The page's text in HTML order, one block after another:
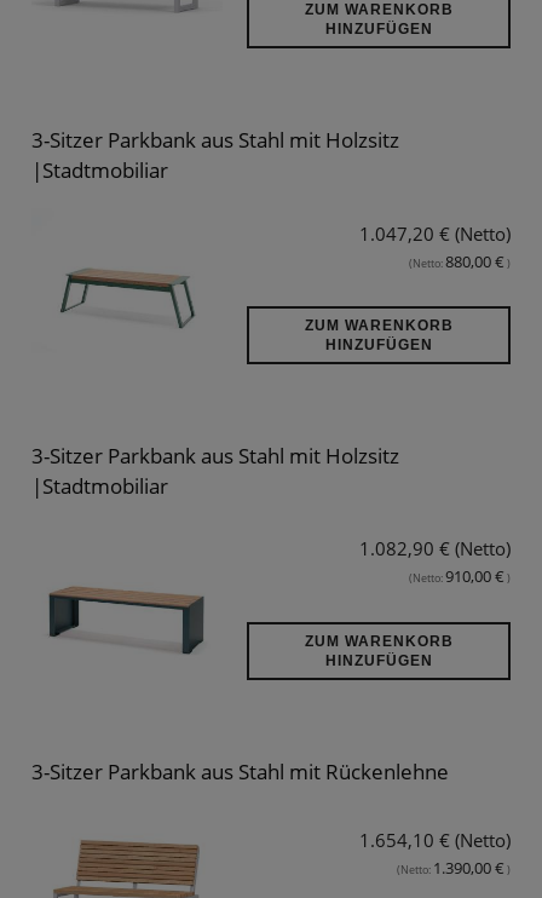
ZUM WARENKORB
HINZUFÜGEN
3-Sitzer Parkbank aus Stahl mit Holzsitz
|Stadtmobiliar
1.047,20 € (Netto)
(Netto:880,00 € )
ZUM WARENKORB
HINZUFÜGEN
3-Sitzer Parkbank aus Stahl mit Holzsitz
|Stadtmobiliar
1.082,90 € (Netto)
(Netto:910,00 € )
ZUM WARENKORB
HINZUFÜGEN
3-Sitzer Parkbank aus Stahl mit Rückenlehne
1.654,10 € (Netto)
(Netto: 1.390,00 € )